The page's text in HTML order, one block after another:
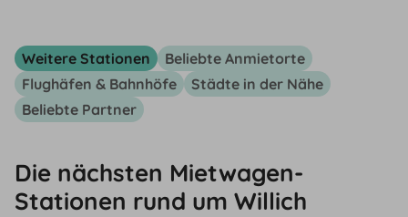
Weitere Stationen
Beliebte Anmietorte
Flughäfen & Bahnhöfe
Städte in der Nähe
Beliebte Partner
Die nächsten Mietwagen-
Stationen rund um Willich